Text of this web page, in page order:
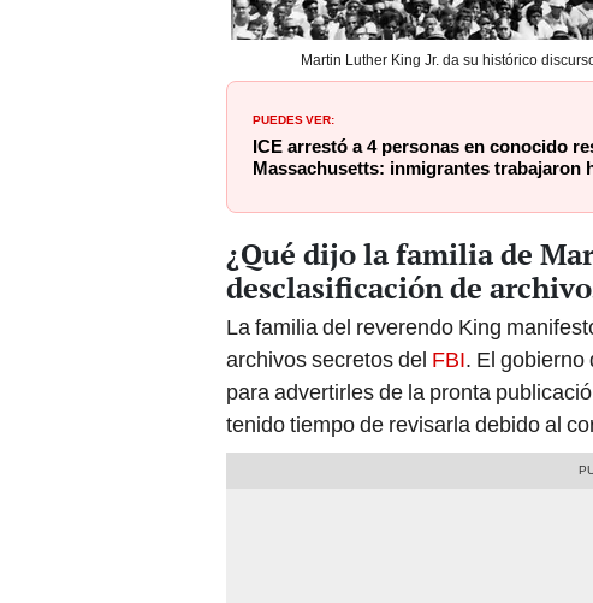
Martin Luther King Jr. da su histórico
PUEDES VER:
ICE arrestó a 4 personas en conocido
Massachusetts: inmigrantes trabajaron
¿Qué dijo la familia de
desclasificación de
La familia del reverendo King
archivos secretos del FBI. El gobierno
para advertirles de la pronta
tenido tiempo de revisarla debido al